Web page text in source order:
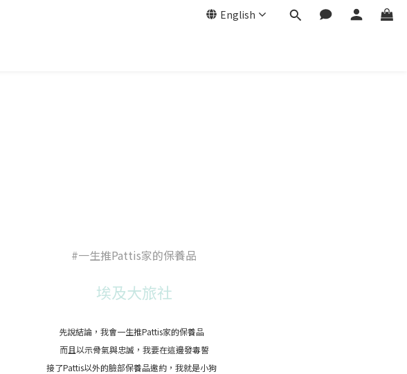
English
#一生推Pattis家的保養品
埃及大旅社
先說結論，我會一生推Pattis家的保養品
而且以示骨氣與忠誠，我要在這邊發毒誓
接了Pattis以外的臉部保養品邀約，我就是小狗